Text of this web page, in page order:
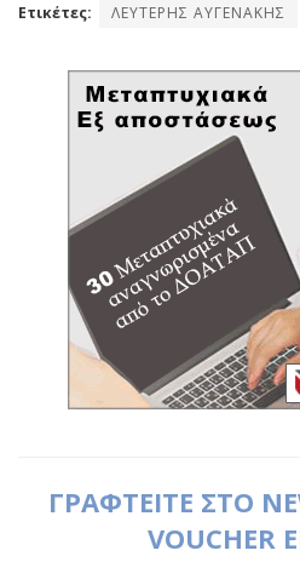
Ετικέτες: ΛΕΥΤΕΡΗΣ ΑΥΓΕΝΑΚΗΣ
ΓΡΑΦΤΕΙΤΕ ΣΤΟ
VOUCHER